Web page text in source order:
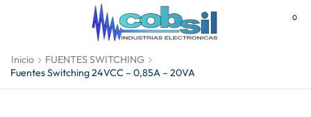
0
Inicio
FUENTES SWITCHING
Fuentes Switching 24VCC – 0,85A – 20VA